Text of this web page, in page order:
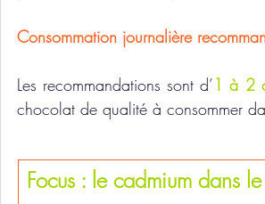
Consommation journalière
Les recommandations sont d’1 à 2
chocolat de qualité à consommer
Focus : le cadmium dans